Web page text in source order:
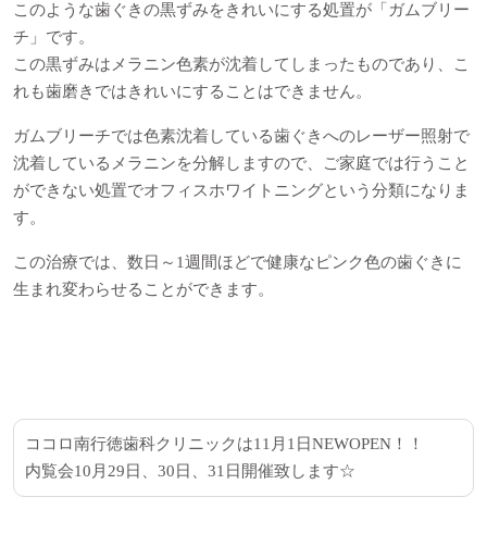
このような歯ぐきの黒ずみをきれいにする処置が「ガムブリー
チ」です。
この黒ずみはメラニン色素が沈着してしまったものであり、こ
れも歯磨きではきれいにすることはできません。
ガムブリーチでは色素沈着している歯ぐきへのレーザー照射で
沈着しているメラニンを分解しますので、ご家庭では行うこと
ができない処置でオフィスホワイトニングという分類になりま
す。
この治療では、数日～1週間ほどで健康なピンク色の歯ぐきに
生まれ変わらせることができます。
ココロ南行徳歯科クリニックは11 月 1 日NEWOPEN ！！
内覧会10 月 29 日、 30 日、 31 日開催致します☆